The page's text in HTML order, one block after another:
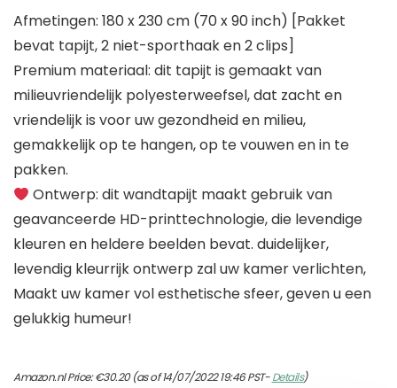
Afmetingen: 180 x 230 cm (70 x 90 inch) [Pakket
bevat tapijt, 2 niet-sporthaak en 2 clips]
Premium materiaal: dit tapijt is gemaakt van
milieuvriendelijk polyesterweefsel, dat zacht en
vriendelijk is voor uw gezondheid en milieu,
gemakkelijk op te hangen, op te vouwen en in te
pakken.
Ontwerp: dit wandtapijt maakt gebruik van
geavanceerde HD-printtechnologie, die levendige
kleuren en heldere beelden bevat. duidelijker,
levendig kleurrijk ontwerp zal uw kamer verlichten,
Maakt uw kamer vol esthetische sfeer, geven u een
gelukkig humeur!
Amazon.nl Price:€30.20(as of 14/07/2022 19:46 PST-Details)